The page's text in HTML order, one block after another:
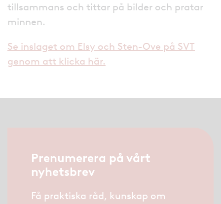
tillsammans och tittar på bilder och pratar
minnen.
Se inslaget om Elsy och Sten-Ove på SVT
genom att klicka här.
Prenumerera på vårt
nyhetsbrev
Få praktiska råd, kunskap om